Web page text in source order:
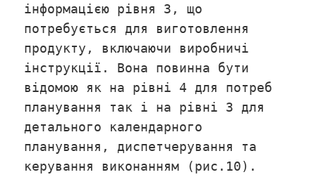
інформацією рівня 3, що
потребується для виготовлення
продукту, включаючи виробничі
інструкції. Вона повинна бути
відомою як на рівні 4 для потреб
планування так і на рівні 3 для
детального календарного
планування, диспетчерування та
керування виконанням (рис.10).